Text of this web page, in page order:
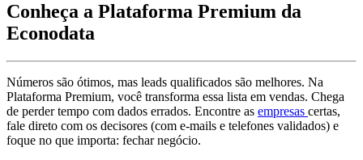
Conheça a Plataforma Premium da
Econodata
Números são ótimos, mas leads qualificados são melhores. Na
Plataforma Premium, você transforma essa lista em vendas. Chega
de perder tempo com dados errados. Encontre as empresas certas,
fale direto com os decisores (com e-mails e telefones validados) e
foque no que importa: fechar negócio.